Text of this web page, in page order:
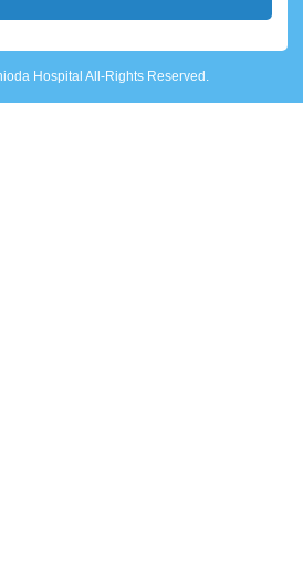
Hospital All-Rights Reserved.